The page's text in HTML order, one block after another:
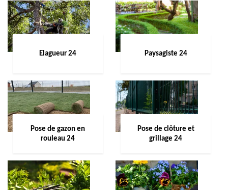
Elagueur 24 Paysagiste 24
Pose de gazon en
rouleau 24
Pose de clôture et
grillage 24